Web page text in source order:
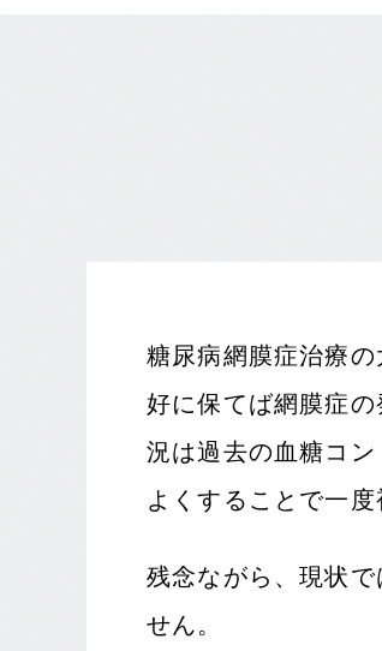
糖尿病網膜症治療
好に保てば網膜症
況は過去の血糖コ
よくすることで一
残念ながら、現状
せん。